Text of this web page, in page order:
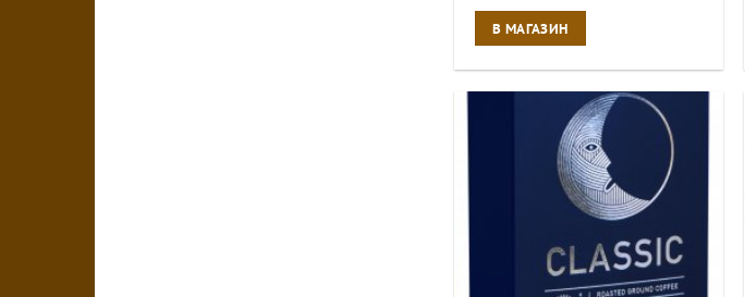
В МАГАЗИН